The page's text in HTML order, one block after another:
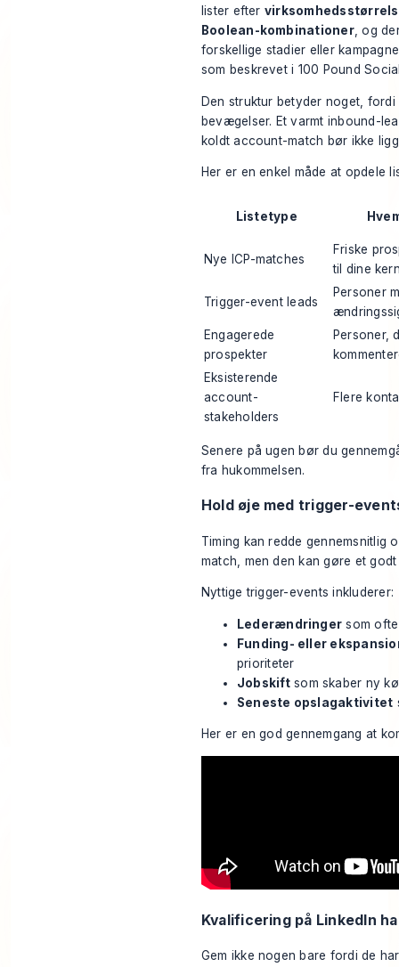
lister efter
Boolean-kombinationer, og
forskellige stadier eller
som beskrevet i 100 Pound
Den struktur betyder noget,
bevægelser. Et varmt inbound-
koldt account-match bør ikke
Her er en enkel måde at opdele
Listetype
Nye ICP-matches
Friske
til dine
Trigger-event leads
Personer
Engagerede
prospekter
Personer,
Eksisterende
account-
stakeholders
Flere
Senere på ugen bør du
fra hukommelsen.
Hold øje med trigger-
Timing kan redde gennemsnitlig
match, men den kan gøre et
Nyttige trigger-events inkluderer:
Lederændringer som
Funding- eller
prioriteter
Jobskiftsom skaber ny
Seneste opslagaktivitet
Her er en god gennemgang at
Kvalificering på LinkedIn
Gem ikke nogen bare fordi de